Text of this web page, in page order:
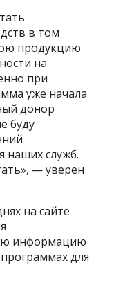
в том
продукцию
на
при
уже начала
донор
буду
наших служб.
— уверен
на сайте
информацию
для